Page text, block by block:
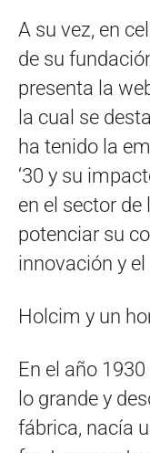
A su vez, en
de su
presenta la
la cual se
ha tenido la
‘30 y su
en el sector
potenciar su
innovación y
Holcim y un
En el año
lo grande y
fábrica, nacía